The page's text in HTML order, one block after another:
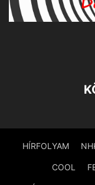
HÍRFOLYAM
COOL